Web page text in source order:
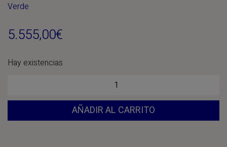
Verde
5.555,00€
Hay existencias
"Símbolo"
AÑADIR AL CARRITO